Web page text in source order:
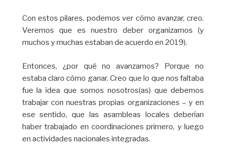
Con estos pilares, podemos ver cómo avanzar, creo.
Veremos que es nuestro deber organizarnos (y
muchos y muchas estaban de acuerdo en 2019).
Entonces, ¿por qué no avanzamos? Porque no
estaba claro cómo ganar. Creo que lo que nos faltaba
fue la idea que somos nosotros(as) que debemos
trabajar con nuestras propias organizaciones – y en
ese sentido, que las asambleas locales deberían
haber trabajado en coordinaciones primero, y luego
en actividades nacionales integradas.